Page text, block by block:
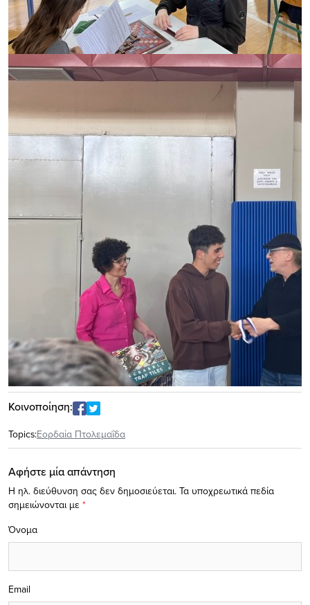
Κοινοποίηση:
Topics:Εορδαία Πτολεμαΐδα
Αφήστε μία απάντηση
Η ηλ. διεύθυνση σας δεν δημοσιεύεται. Τα υποχρεωτικά πεδία
σημειώνονται με *
Όνομα
Email